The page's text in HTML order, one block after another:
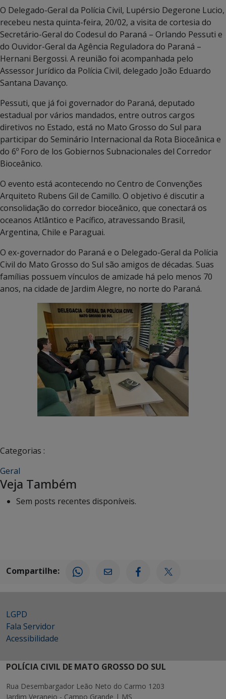
O Delegado-Geral da Polícia Civil, Lupérsio Degerone Lucio,
recebeu nesta quinta-feira, 20/02, a visita de cortesia do
Secretário-Geral do Codesul do Paraná – Orlando Pessuti e
do Ouvidor-Geral da Agência Reguladora do Paraná –
Hernani Bergossi. A reunião foi acompanhada pelo
Assessor Jurídico da Polícia Civil, delegado João Eduardo
Santana Davanço.
Pessuti, que já foi governador do Paraná, deputado
estadual por vários mandados, entre outros cargos
diretivos no Estado, está no Mato Grosso do Sul para
participar do Seminário Internacional da Rota Bioceânica e
do 6º Foro de los Gobiernos Subnacionales del Corredor
Bioceânico.
O evento está acontecendo no Centro de Convenções
Arquiteto Rubens Gil de Camillo. O objetivo é discutir a
consolidação do corredor bioceânico, que conectará os
oceanos Atlântico e Pacífico, atravessando Brasil,
Argentina, Chile e Paraguai.
O ex-governador do Paraná e o Delegado-Geral da Polícia
Civil do Mato Grosso do Sul são amigos de décadas. Suas
famílias possuem vínculos de amizade há pelo menos 70
anos, na cidade de Jardim Alegre, no norte do Paraná.
Categorias :
Geral
Veja Também
Sem posts recentes disponíveis.
Compartilhe:
LGPD
Fala Servidor
Acessibilidade
POLÍCIA CIVIL DE MATO GROSSO DO SUL
Rua Desembargador Leão Neto do Carmo 1203
Jardim Veraneio - Campo Grande | MS